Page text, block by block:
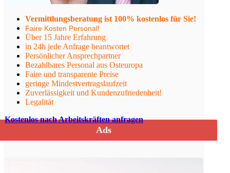
Vermittlungsberatung ist 100% kostenlos für Sie!
Faire Kosten Personal!
Über 15 Jahre Erfahrung
in 24h jede Anfrage beantwortet
Persönlicher Ansprechpartner
Bezahlbares Personal aus Osteuropa
Faire und transparente Preise
geringe Mindestvertragslaufzeit
Zuverlässigkeit und Kundenzufriedenheit!
Legalität
Kostenlos nach Arbeitskräften anfragen
Ads